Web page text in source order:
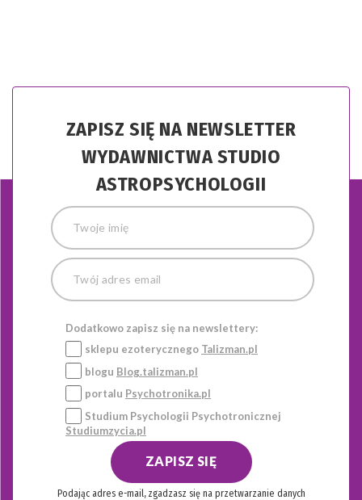
ZAPISZ SIĘ NA NEWSLETTER
WYDAWNICTWA STUDIO
ASTROPSYCHOLOGII
Dodatkowo zapisz się na newslettery:
sklepu ezoterycznego Talizman.pl
blogu Blog.talizman.pl
portalu Psychotronika.pl
Studium Psychologii Psychotronicznej
Studiumzycia.pl
ZAPISZ SIĘ
Podając adres e-mail, zgadzasz się na przetwarzanie danych